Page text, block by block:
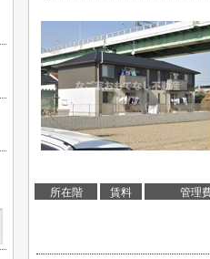
所在階 賃料 管理